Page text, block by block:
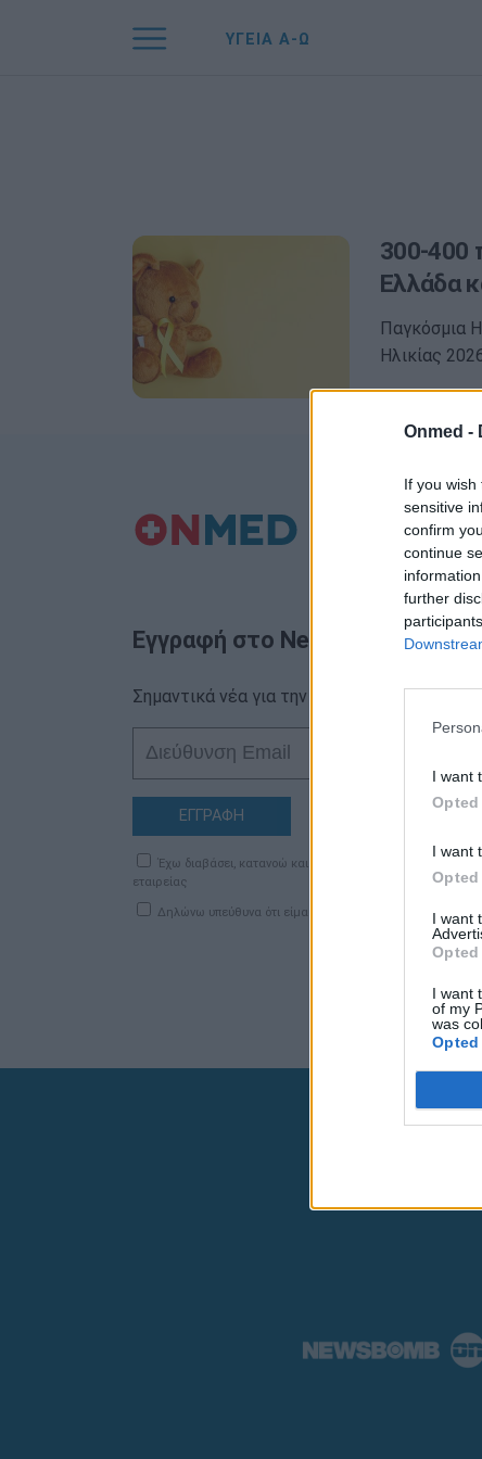
Onmed -
If you
sensitive
confirm
continue
further
I want
Opted
I want
Opted
I want
Opted
I want
of my
was
ΥΓΕΙΑ Α-Ω
300-400
Ελλάδα
Παγκόσμια
Ηλικίας
Εγγραφή στο Newsletter
Σημαντικά νέα για την υγεία στο mail σας
ΕΓΓΡΑΦΗ
Έχω διαβάσει, κατανοώ και αποδέχομαι τους
εταιρείας
Δηλώνω υπεύθυνα ότι είμαι άνω των 18 ετών ή ότι